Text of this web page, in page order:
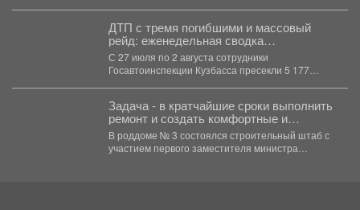
ДТП с тремя погибшими и массовый
рейд: еженедельная сводка
Госавтоинспекции Кузбасса
С 27 июля по 2 августа сотрудники
Госавтоинспекции Кузбасса пресекли 5 177
Задача - в кратчайшие сроки выполнить
ремонт и создать комфортные и
безопасные условия для будущих мам
и новорождённых.
В роддоме № 3 состоялся строительный штаб с
участием первого заместителя министра